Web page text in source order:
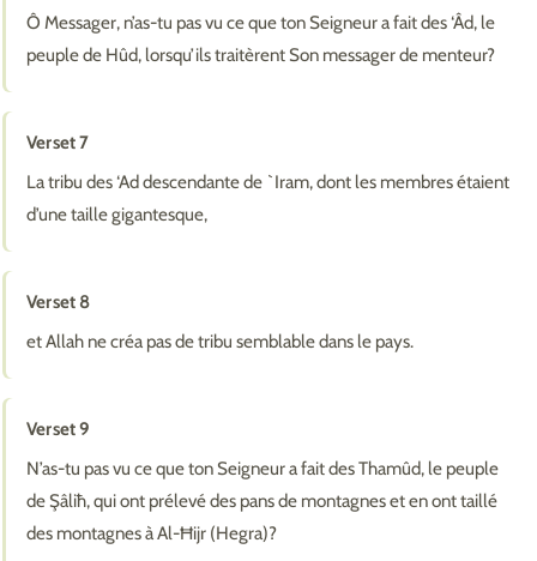
Ô Messager, n’as-tu pas vu ce que ton Seigneur a fait des ‘Âd, le
peuple de Hûd, lorsqu’ils traitèrent Son messager de menteur?
Verset 7
La tribu des ‘Ad descendante de `Iram, dont les membres étaient
d’une taille gigantesque,
Verset 8
et Allah ne créa pas de tribu semblable dans le pays.
Verset 9
N’as-tu pas vu ce que ton Seigneur a fait des Thamûd, le peuple
de Şâliħ, qui ont prélevé des pans de montagnes et en ont taillé
des montagnes à Al-Ħijr (Hegra)?